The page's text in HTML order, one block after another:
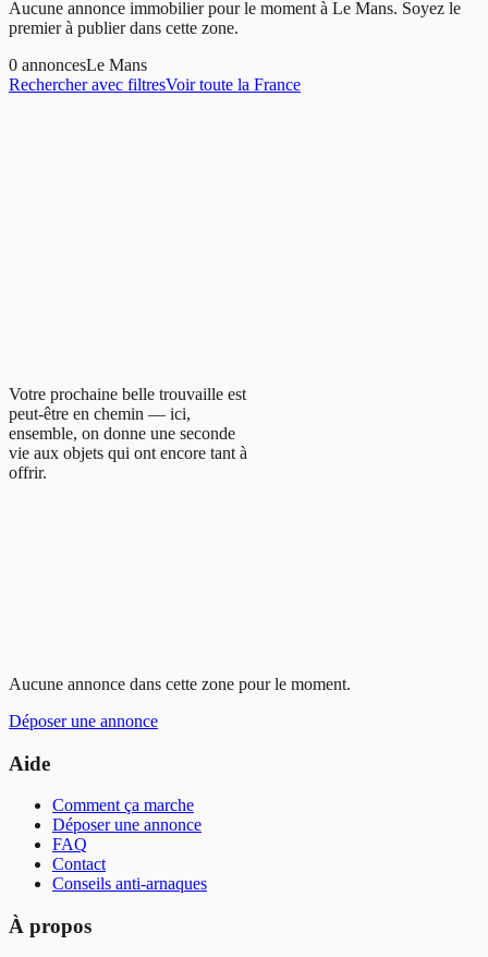
Aucune annonce immobilier pour le moment à Le Mans. Soyez le
premier à publier dans cette zone.
0 annoncesLe Mans
Rechercher avec filtresVoir toute la France
Votre prochaine belle trouvaille est
peut-être en chemin — ici,
ensemble, on donne une seconde
vie aux objets qui ont encore tant à
offrir.
Aucune annonce dans cette zone pour le moment.
Déposer une annonce
Aide
Comment ça marche
Déposer une annonce
FAQ
Contact
Conseils anti-arnaques
À propos